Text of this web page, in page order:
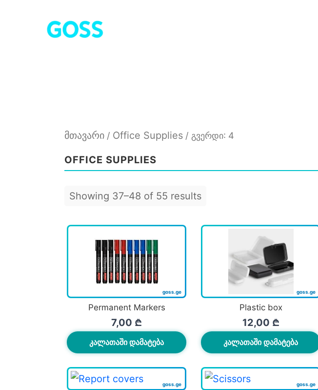
მთავარი / Office Supplies / გვერდი: 4
OFFICE SUPPLIES
Showing 37–48 of 55 results
Permanent Markers
7,00 ₾
ᲙᲐᲚᲐᲗᲐᲨᲘ ᲓᲐᲛᲐᲢᲔᲑᲐ
Plastic box
12,00 ₾
ᲙᲐᲚᲐᲗᲐᲨᲘ ᲓᲐᲛᲐᲢᲔᲑᲐ